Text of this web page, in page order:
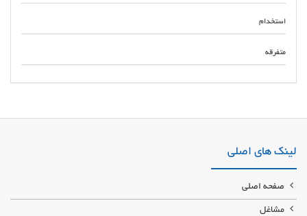
استخدام
متفرقه
بنددار، زباله دولایه، پالت بند تولید کننده انواع نایلون و نایلکس شیرینگ واسترج
لینک های اصلی
صفحه اصلی
مشاغل